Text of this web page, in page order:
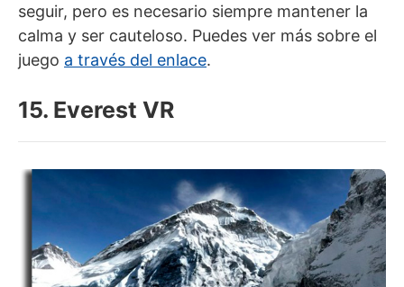
seguir, pero es necesario siempre mantener la
calma y ser cauteloso. Puedes ver más sobre el
juego a través del enlace.
15. Everest VR